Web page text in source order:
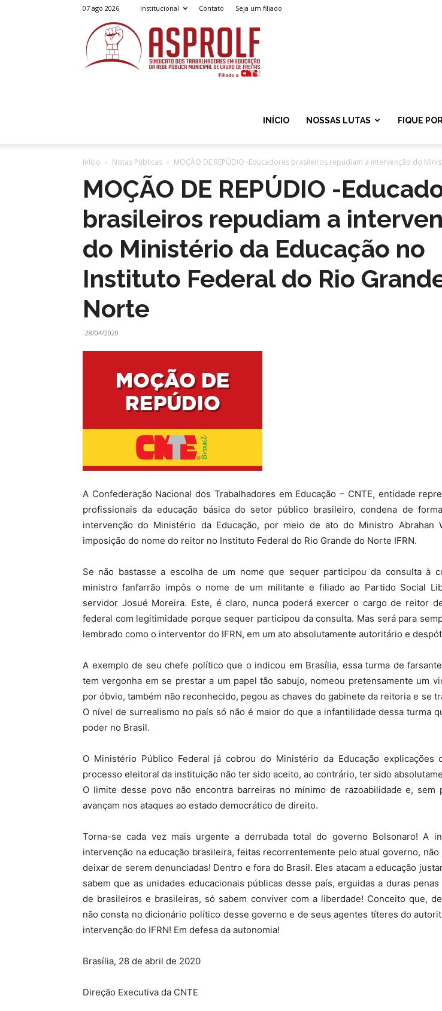
07 ago 2026 Institucional Contato Seja um filiado
INÍCIO NOSSAS LUTAS FIQUE
Início Notas Públicas MOÇÃO DE REPÚDIO -Educadores brasileiros repudiam a intervenção do
MOÇÃO DE REPÚDIO -
brasileiros repudiam a
do Ministério da Educação no
Instituto Federal do Rio
Norte
28/04/2020
A Confederação Nacional dos Trabalhadores em Educação – CNTE, entidade
profissionais da educação básica do setor público brasileiro, condena de
intervenção do Ministério da Educação, por meio de ato do Ministro Abrahan
imposição do nome do reitor no Instituto Federal do Rio Grande do Norte IFRN.
Se não bastasse a escolha de um nome que sequer participou da consulta à
ministro fanfarrão impôs o nome de um militante e filiado ao Partido Social
servidor Josué Moreira. Este, é claro, nunca poderá exercer o cargo de reitor
federal com legitimidade porque sequer participou da consulta. Mas será para
lembrado como o interventor do IFRN, em um ato absolutamente autoritário e
A exemplo de seu chefe político que o indicou em Brasília, essa turma de
tem vergonha em se prestar a um papel tão sabujo, nomeou pretensamente um
por óbvio, também não reconhecido, pegou as chaves do gabinete da reitoria e se
O nível de surrealismo no país só não é maior do que a infantilidade dessa turma
poder no Brasil.
O Ministério Público Federal já cobrou do Ministério da Educação explicações
processo eleitoral da instituição não ter sido aceito, ao contrário, ter sido
O limite desse povo não encontra barreiras no mínimo de razoabilidade e, sem
avançam nos ataques ao estado democrático de direito.
Torna-se cada vez mais urgente a derrubada total do governo Bolsonaro! A
intervenção na educação brasileira, feitas recorrentemente pelo atual governo, não
deixar de serem denunciadas! Dentro e fora do Brasil. Eles atacam a educação
sabem que as unidades educacionais públicas desse país, erguidas a duras
de brasileiros e brasileiras, só sabem conviver com a liberdade! Conceito que,
não consta no dicionário político desse governo e de seus agentes títeres do
intervenção do IFRN! Em defesa da autonomia!
Brasília, 28 de abril de 2020
Direção Executiva da CNTE